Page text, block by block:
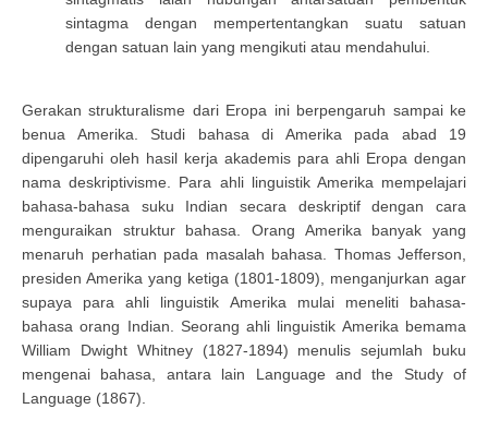
sintagma dengan mempertentangkan suatu satuan
dengan satuan lain yang mengikuti atau mendahului.
Gerakan strukturalisme dari Eropa ini berpengaruh sampai ke
benua Amerika. Studi bahasa di Amerika pada abad 19
dipengaruhi oleh hasil kerja akademis para ahli Eropa dengan
nama deskriptivisme. Para ahli linguistik Amerika mempelajari
bahasa-bahasa suku Indian secara deskriptif dengan cara
menguraikan struktur bahasa. Orang Amerika banyak yang
menaruh perhatian pada masalah bahasa. Thomas Jefferson,
presiden Amerika yang ketiga (1801-1809), menganjurkan agar
supaya para ahli linguistik Amerika mulai meneliti bahasa-
bahasa orang Indian. Seorang ahli linguistik Amerika bemama
William Dwight Whitney (1827-1894) menulis sejumlah buku
mengenai bahasa, antara lain Language and the Study of
Language (1867).